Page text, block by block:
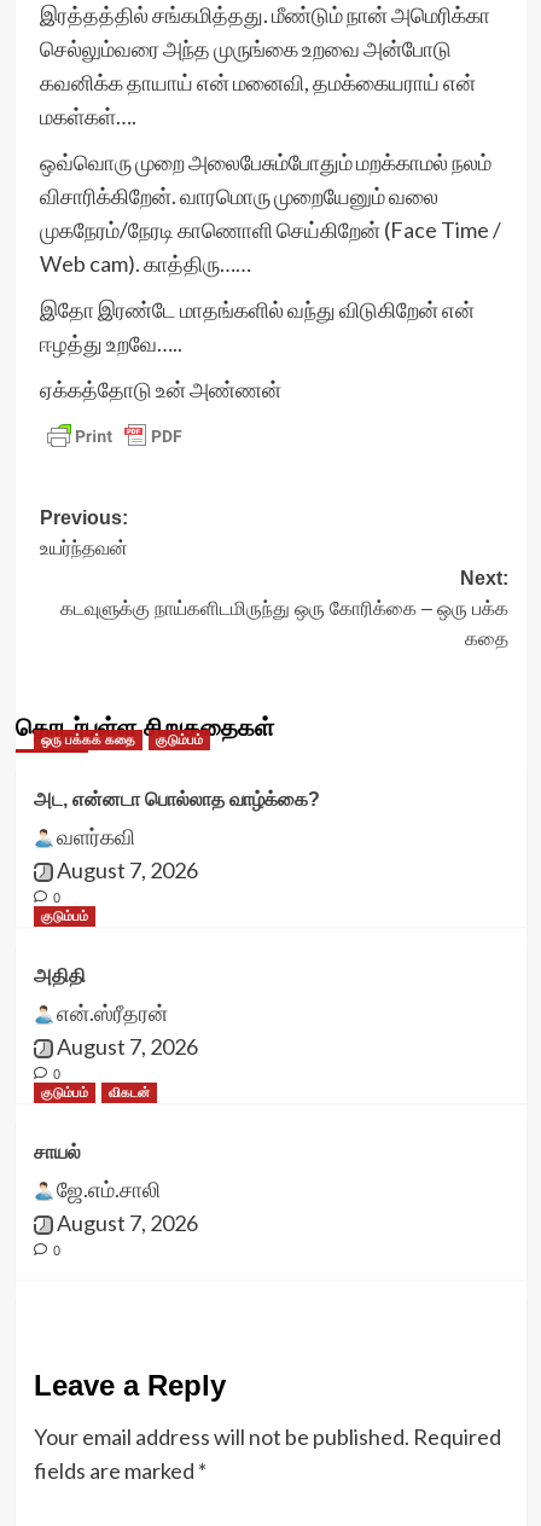
இரத்தத்தில் சங்கமித்தது. மீண்டும் நான் அமெரிக்கா
செல்லும்வரை அந்த முருங்கை உறவை அன்போடு
கவனிக்க தாயாய் என் மனைவி, தமக்கையராய் என்
மகள்கள்….
ஒவ்வொரு முறை அலைபேசும்போதும் மறக்காமல் நலம்
விசாரிக்கிறேன். வாரமொரு முறையேனும் வலை
முகநேரம்/நேரடி காணொளி செய்கிறேன் (Face Time /
Web cam). காத்திரு……
இதோ இரண்டே மாதங்களில் வந்து விடுகிறேன் என்
ஈழத்து உறவே…..
ஏக்கத்தோடு உன் அண்ணன்
Post
navigation
Previous:
உயர்ந்தவன்
Next:
கடவுளுக்கு நாய்களிடமிருந்து ஒரு கோரிக்கை – ஒரு பக்க
கதை
தொடர்புள்ள சிறுகதைகள்
ஒரு பக்கக் கதை குடும்பம்
அட, என்னடா பொல்லாத வாழ்க்கை?
வளர்கவி
August 7, 2026
0
குடும்பம்
அதிதி
என்.ஸ்ரீதரன்
August 7, 2026
0
குடும்பம்
விகடன்
சாயல்
ஜே.எம்.சாலி
August 7, 2026
0
Leave a Reply
Your email address will not be published. Required
fields are marked *